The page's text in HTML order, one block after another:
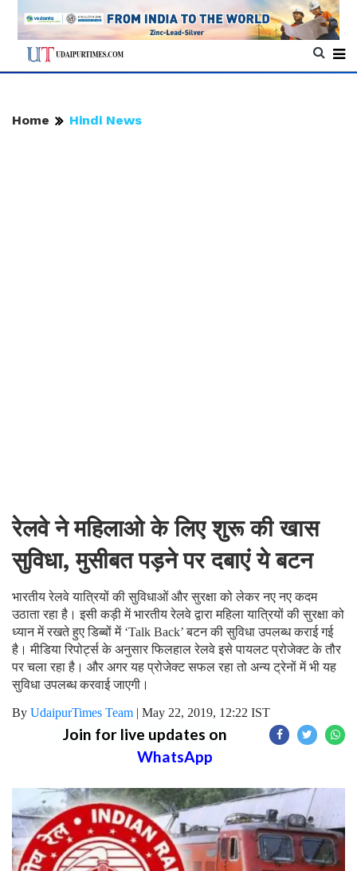
Home Hindi News
रेलवे ने महिलाओ के लिए शुरू की खास
सुविधा, मुसीबत पड़ने पर दबाएं ये बटन
भारतीय रेलवे यात्रियों की सुविधाओं और सुरक्षा को लेकर नए नए कदम
उठाता रहा है। इसी कड़ी में भारतीय रेलवे द्वारा महिला यात्रियों की सुरक्षा को
ध्यान में रखते हुए डिब्बों में ‘Talk Back’ बटन की सुविधा उपलब्ध कराई गई
है। मीडिया रिपोर्ट्स के अनुसार फिलहाल रेलवे इसे पायलट प्रोजेक्ट के तौर
पर चला रहा है। और अगर यह प्रोजेक्ट सफल रहा तो अन्य ट्रेनों में भी यह
सुविधा उपलब्ध करवाई जाएगी।
By UdaipurTimes Team | May 22, 2019, 12:22 IST
Join for live updates on
WhatsApp